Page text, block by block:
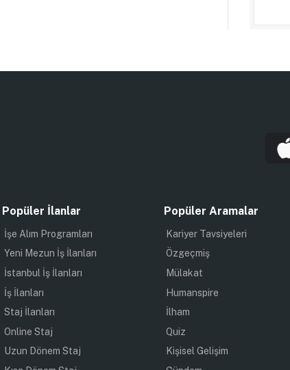
Popüler İlanlar
İşe Alım Programları
Yeni Mezun İş İlanları
İstanbul İş İlanları
İş İlanları
Staj İlanları
Online Staj
Uzun Dönem Staj
Popüler Aramalar
Kariyer Tavsiyeleri
Özgeçmiş
Mülakat
Humanspire
İlham
Quiz
Kişisel Gelişim